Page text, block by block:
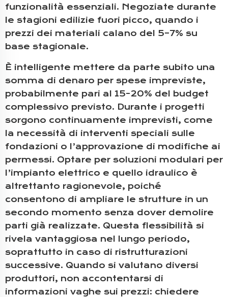
funzionalità essenziali. Negoziate durante
le stagioni edilizie fuori picco, quando i
prezzi dei materiali calano del 5–7% su
base stagionale.
È intelligente mettere da parte subito una
somma di denaro per spese impreviste,
probabilmente pari al 15-20% del budget
complessivo previsto. Durante i progetti
sorgono continuamente imprevisti, come
la necessità di interventi speciali sulle
fondazioni o l’approvazione di modifiche ai
permessi. Optare per soluzioni modulari per
l’impianto elettrico e quello idraulico è
altrettanto ragionevole, poiché
consentono di ampliare le strutture in un
secondo momento senza dover demolire
parti già realizzate. Questa flessibilità si
rivela vantaggiosa nel lungo periodo,
soprattutto in caso di ristrutturazioni
successive. Quando si valutano diversi
produttori, non accontentarsi di
informazioni vaghe sui prezzi: chiedere